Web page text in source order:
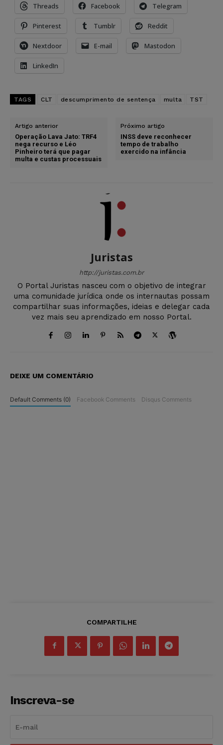
Threads Facebook Telegram
Pinterest Tumblr Reddit
Nextdoor E-mail Mastodon
LinkedIn
TAGS CLT descumprimento de sentença multa TST
Artigo anterior
Operação Lava Jato: TRF4
nega recurso e Léo
Pinheiro terá que pagar
multa e custas processuais
Próximo artigo
INSS deve reconhecer
tempo de trabalho
exercido na infância
Juristas
http://juristas.com.br
O Portal Juristas nasceu com o objetivo de integrar
uma comunidade jurídica onde os internautas possam
compartilhar suas informações, ideias e delegar cada
vez mais seu aprendizado em nosso Portal.
DEIXE UM COMENTÁRIO
Default Comments (0) Facebook Comments Disqus Comments
COMPARTILHE
Inscreva-se